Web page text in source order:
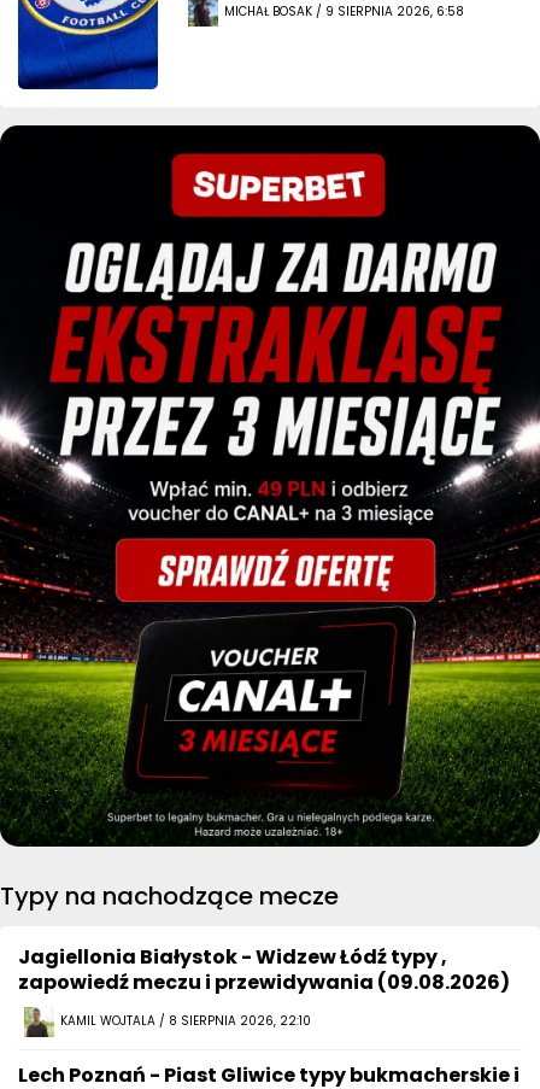
MICHAŁ BOSAK / 9 SIERPNIA 2026, 6:58
Typy na nachodzące mecze
Jagiellonia Białystok - Widzew Łódź typy ,
zapowiedź meczu i przewidywania (09.08.2026)
KAMIL WOJTALA / 8 SIERPNIA 2026, 22:10
Lech Poznań - Piast Gliwice typy bukmacherskie i